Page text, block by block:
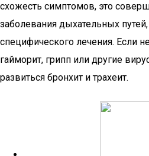
схожесть симптомов, это
заболевания дыхательных
специфического лечения. Если
гайморит, грипп или другие
развиться бронхит и трахеит.